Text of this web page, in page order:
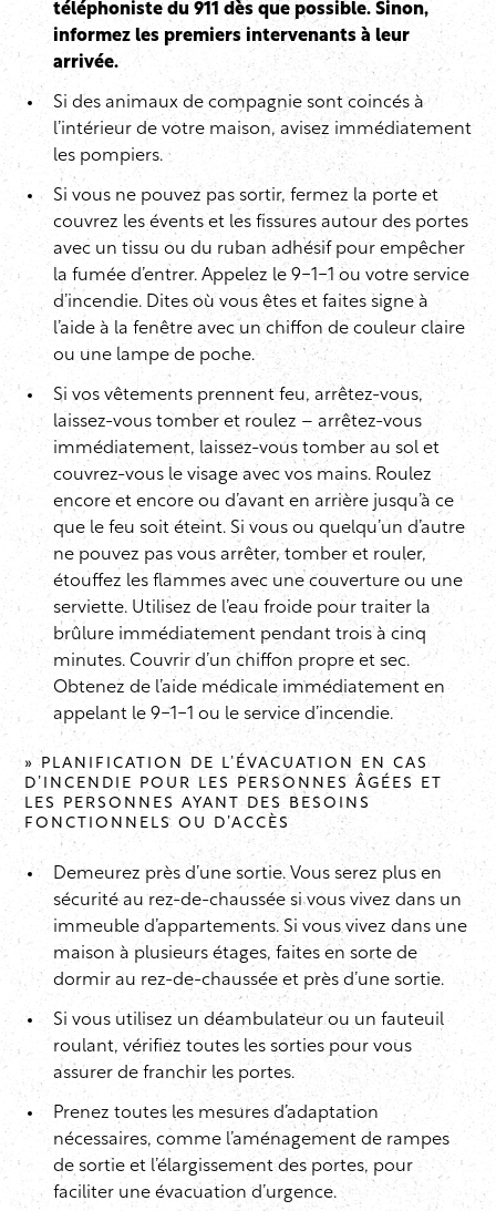
téléphoniste du 911 dès que possible. Sinon,
informez les premiers intervenants à leur
arrivée.
Si des animaux de compagnie sont coincés à
l’intérieur de votre maison, avisez immédiatement
les pompiers.
Si vous ne pouvez pas sortir, fermez la porte et
couvrez les évents et les fissures autour des portes
avec un tissu ou du ruban adhésif pour empêcher
la fumée d’entrer. Appelez le 9-1-1 ou votre service
d’incendie. Dites où vous êtes et faites signe à
l’aide à la fenêtre avec un chiffon de couleur claire
ou une lampe de poche.
Si vos vêtements prennent feu, arrêtez-vous,
laissez-vous tomber et roulez – arrêtez-vous
immédiatement, laissez-vous tomber au sol et
couvrez-vous le visage avec vos mains. Roulez
encore et encore ou d’avant en arrière jusqu’à ce
que le feu soit éteint. Si vous ou quelqu’un d’autre
ne pouvez pas vous arrêter, tomber et rouler,
étouffez les flammes avec une couverture ou une
serviette. Utilisez de l’eau froide pour traiter la
brûlure immédiatement pendant trois à cinq
minutes. Couvrir d’un chiffon propre et sec.
Obtenez de l’aide médicale immédiatement en
appelant le 9-1-1 ou le service d’incendie.
» PLANIFICATION DE L’ÉVACUATION EN CAS
D’INCENDIE POUR LES PERSONNES ÂGÉES ET
LES PERSONNES AYANT DES BESOINS
FONCTIONNELS OU D’ACCÈS
Demeurez près d’une sortie. Vous serez plus en
sécurité au rez-de-chaussée si vous vivez dans un
immeuble d’appartements. Si vous vivez dans une
maison à plusieurs étages, faites en sorte de
dormir au rez-de-chaussée et près d’une sortie.
Si vous utilisez un déambulateur ou un fauteuil
roulant, vérifiez toutes les sorties pour vous
assurer de franchir les portes.
Prenez toutes les mesures d’adaptation
nécessaires, comme l’aménagement de rampes
de sortie et l’élargissement des portes, pour
faciliter une évacuation d’urgence.